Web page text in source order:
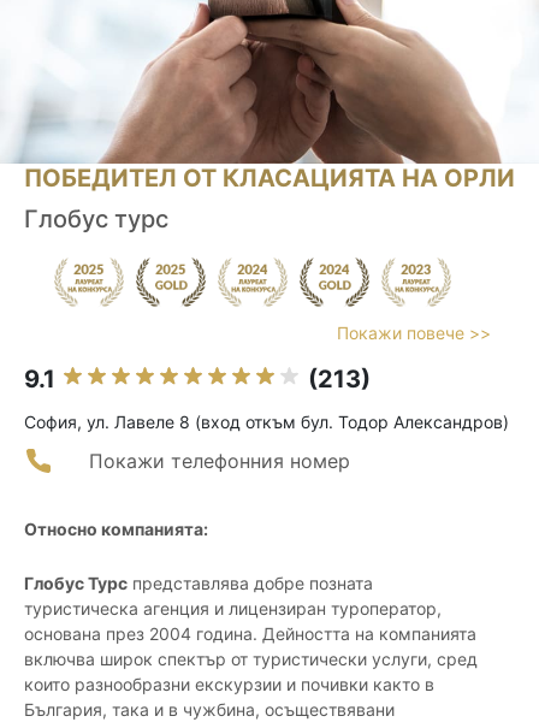
ПОБЕДИТЕЛ ОТ КЛАСАЦИЯТА НА ОРЛИ
Глобус турс
Покажи повече >>
9.1 (213)
София, ул. Лавеле 8 (вход откъм бул. Тодор Александров)
Покажи телефонния номер
Относно компанията:
Глобус Турс представлява добре позната
туристическа агенция и лицензиран туроператор,
основана през 2004 година. Дейността на компанията
включва широк спектър от туристически услуги, сред
които разнообразни екскурзии и почивки както в
България, така и в чужбина, осъществявани